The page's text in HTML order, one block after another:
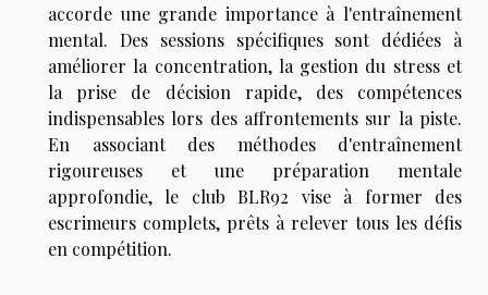
accorde une grande importance à l'entraînement
mental. Des sessions spécifiques sont dédiées à
améliorer la concentration, la gestion du stress et
la prise de décision rapide, des compétences
indispensables lors des affrontements sur la piste.
En associant des méthodes d'entraînement
rigoureuses et une préparation mentale
approfondie, le club BLR92 vise à former des
escrimeurs complets, prêts à relever tous les défis
en compétition.